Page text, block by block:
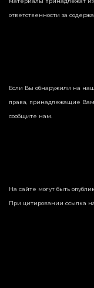
ответственности за
Если Вы обнаружили на
права, принадлежащие
сообщите нам.
На сайте могут быть
При цитировании ссылка на